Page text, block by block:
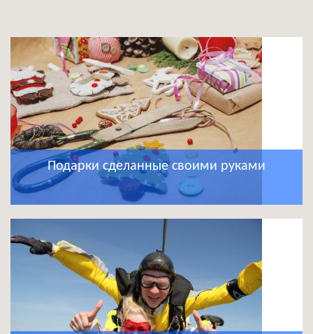
Подарки сделанные своими руками